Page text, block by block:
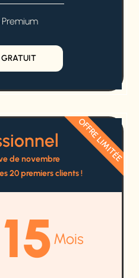
de novembre
20 premiers clients !
15 Mois
OFFRE LIMITÉE